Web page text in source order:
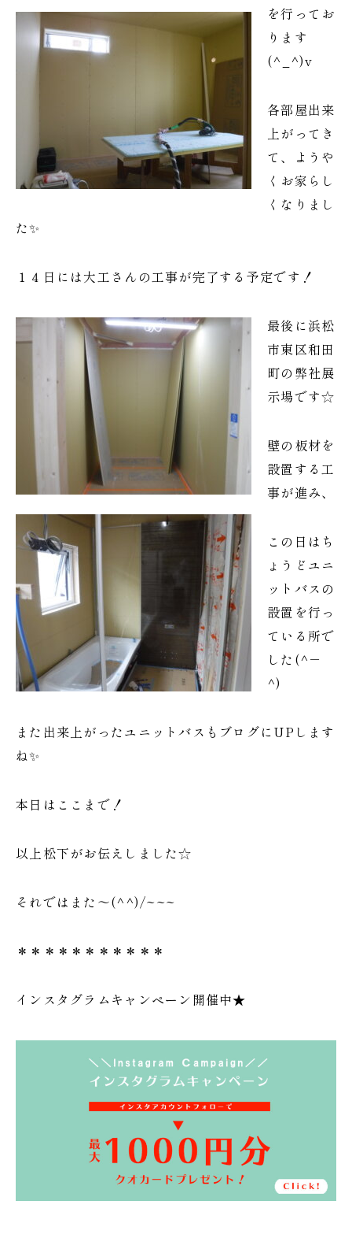
を行ってお
ります
(^_^)v
各部屋出来
上がってき
て、ようや
くお家らし
くなりまし
た✨
１４日には大工さんの工事が完了する予定です！
最後に浜松
市東区和田
町の弊社展
示場です☆
壁の板材を
設置する工
事が進み、
この日はち
ょうどユニ
ットバスの
設置を行っ
ている所で
した(^－
^)
また出来上がったユニットバスもブログにUPします
ね✨
本日はここまで！
以上松下がお伝えしました☆
それではまた～(^^)/~~~
＊＊＊＊＊＊＊＊＊＊＊
インスタグラムキャンペーン開催中★